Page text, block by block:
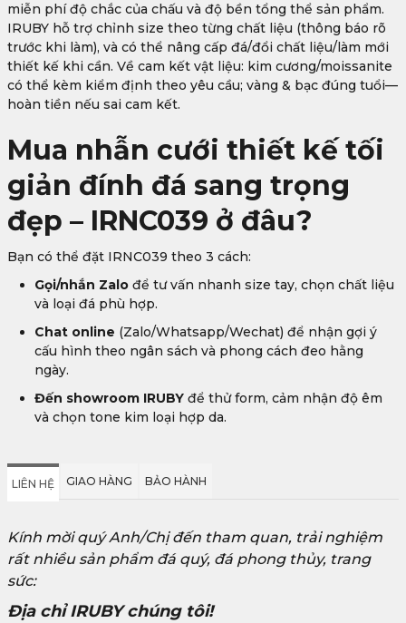
miễn phí độ chắc của chấu và độ bền tổng thể sản phẩm.
IRUBY hỗ trợ chỉnh size theo từng chất liệu (thông báo rõ
trước khi làm), và có thể nâng cấp đá/đổi chất liệu/làm mới
thiết kế khi cần. Về cam kết vật liệu: kim cương/moissanite
có thể kèm kiểm định theo yêu cầu; vàng & bạc đúng tuổi—
hoàn tiền nếu sai cam kết.
Mua nhẫn cưới thiết kế tối
giản đính đá sang trọng
đẹp – IRNC039 ở đâu?
Bạn có thể đặt IRNC039 theo 3 cách:
Gọi/nhắn Zalo để tư vấn nhanh size tay, chọn chất liệu
và loại đá phù hợp.
Chat online (Zalo/Whatsapp/Wechat) để nhận gợi ý
cấu hình theo ngân sách và phong cách đeo hằng
ngày.
Đến showroom IRUBY để thử form, cảm nhận độ êm
và chọn tone kim loại hợp da.
LIÊN HỆ GIAO HÀNG BẢO HÀNH
Kính mời quý Anh/Chị đến tham quan, trải nghiệm
rất nhiều sản phẩm đá quý, đá phong thủy, trang
sức:
Địa chỉ IRUBY chúng tôi!